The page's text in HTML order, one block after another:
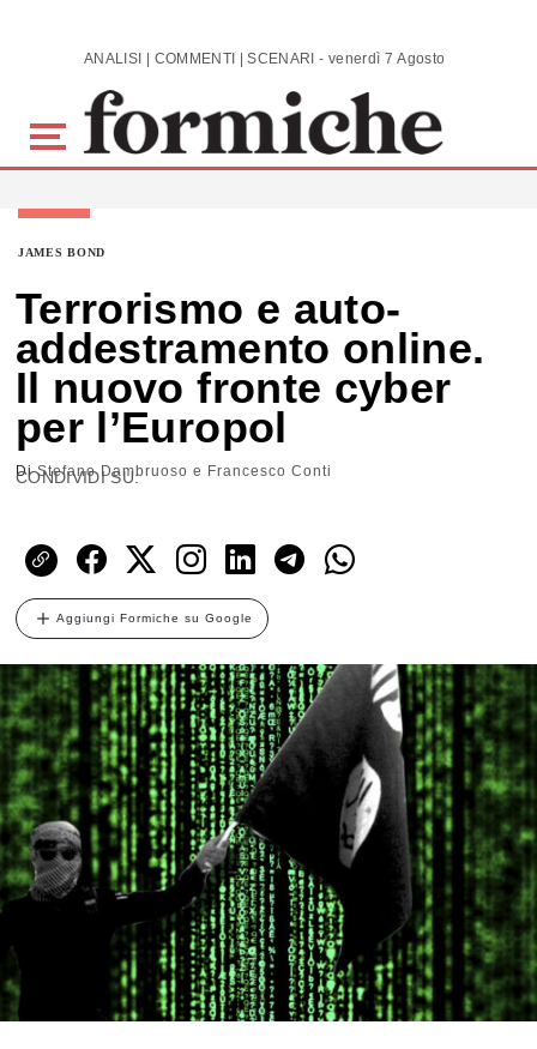
Skip to main content ANALISI | COMMENTI | SCENARI - venerdì 7 Agosto 2026
JAMES BOND
Terrorismo e auto-
addestramento online.
Il nuovo fronte cyber
per l’Europol
DiStefano Dambruoso e Francesco Conti
CONDIVIDI SU:
Aggiungi Formiche su Google